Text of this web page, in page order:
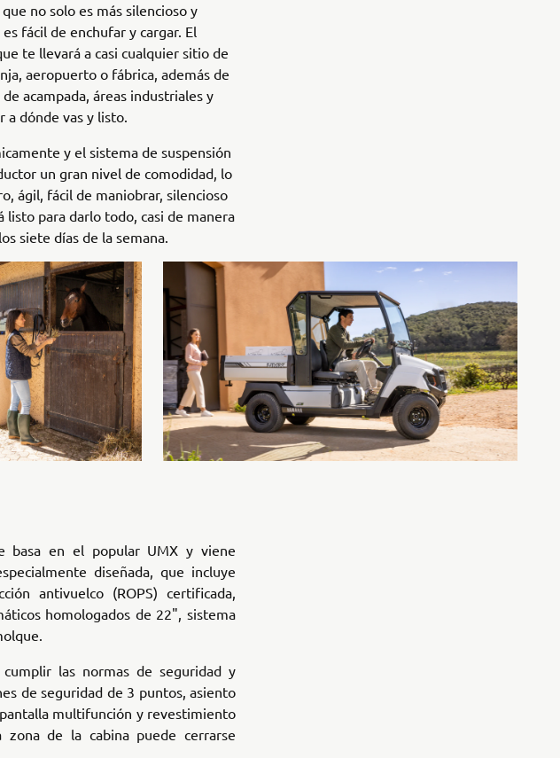
no solo es más silencioso y
fácil de enchufar y cargar. El
te llevará a casi cualquier sitio de
aeropuerto o fábrica, además de
acampada, áreas industriales y
a dónde vas y listo.
y el sistema de suspensión
un gran nivel de comodidad, lo
ágil, fácil de maniobrar, silencioso
listo para darlo todo, casi de manera
siete días de la semana.
basa en el popular UMX y viene
diseñada, que incluye
antivuelco (ROPS) certificada,
homologados de 22", sistema
las normas de seguridad y
de seguridad de 3 puntos, asiento
multifunción y revestimiento
de la cabina puede cerrarse